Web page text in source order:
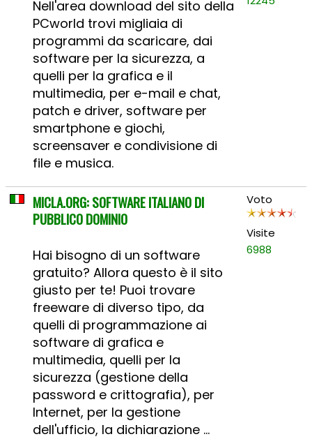
Nell'area download del sito della
PCworld trovi migliaia di
programmi da scaricare, dai
software per la sicurezza, a
quelli per la grafica e il
multimedia, per e-mail e chat,
patch e driver, software per
smartphone e giochi,
screensaver e condivisione di
file e musica.
MICLA.ORG: SOFTWARE ITALIANO DI
PUBBLICO DOMINIO
Hai bisogno di un software
gratuito? Allora questo è il sito
giusto per te! Puoi trovare
freeware di diverso tipo, da
quelli di programmazione ai
software di grafica e
multimedia, quelli per la
sicurezza (gestione della
password e crittografia), per
Internet, per la gestione
dell'ufficio, la dichiarazione ...
Voto
Visite
6988